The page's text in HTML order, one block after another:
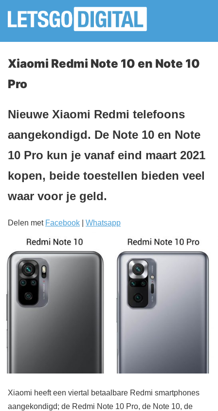
Xiaomi Redmi Note 10 en Note 10
Pro
Nieuwe Xiaomi Redmi telefoons
aangekondigd. De Note 10 en Note
10 Pro kun je vanaf eind maart 2021
kopen, beide toestellen bieden veel
waar voor je geld.
Delen met Facebook Whatsapp
Xiaomi heeft een viertal betaalbare Redmi smartphones
aangekondigd; de Redmi Note 10 Pro, de Note 10, de